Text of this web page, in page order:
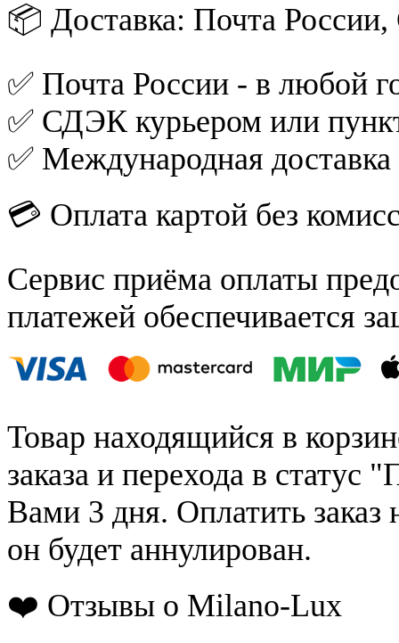
📦 Доставка: Почта
✅ Почта России - в любой
✅ СДЭК курьером или
✅ Международная
💳 Оплата картой без
Сервис приёма оплаты
платежей обеспечивается
Товар находящийся в
заказа и перехода в статус
Вами 3 дня. Оплатить заказ
он будет аннулирован.
❤️ Отзывы о Milano-Lux